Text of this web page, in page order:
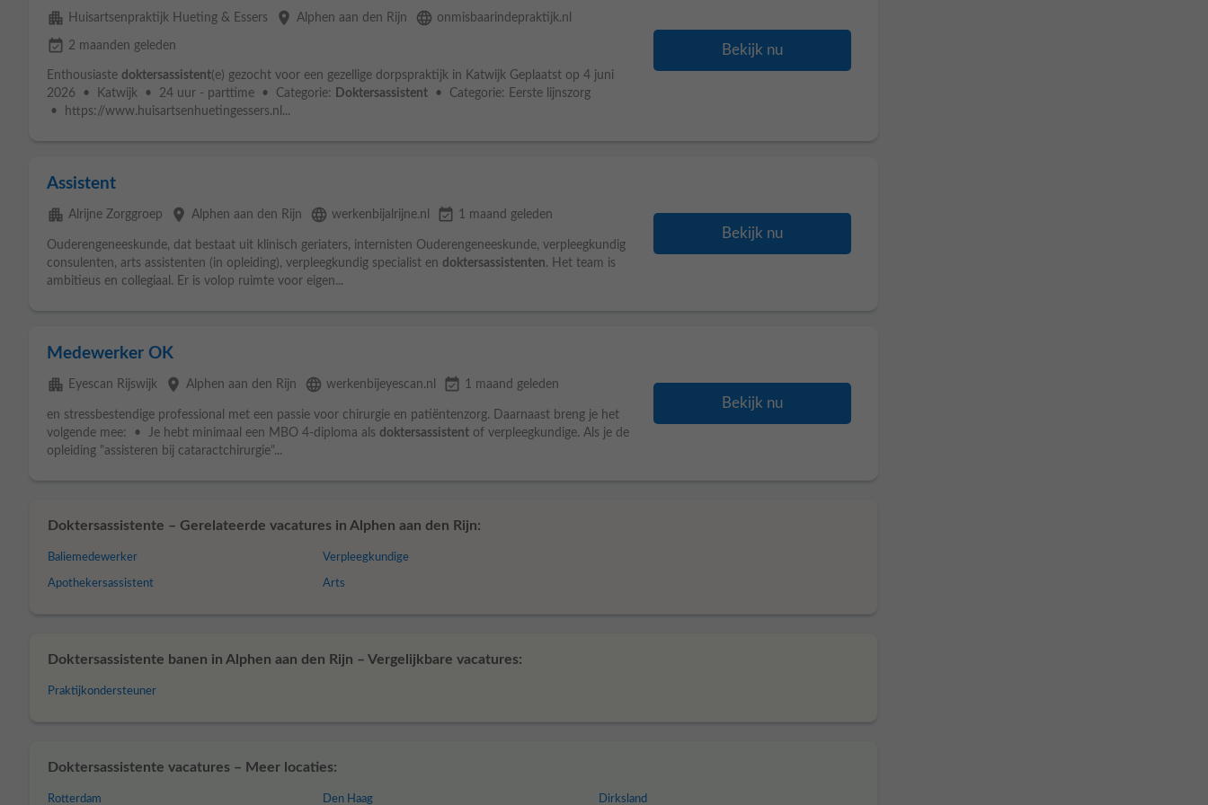
apartment Huisartsenpraktijk Hueting & Essers place Alphen aan den Rijn language onmisbaarindepraktijk.nl
event_available 2 maanden geleden
Enthousiaste doktersassistent(e) gezocht voor een gezellige dorpspraktijk in Katwijk Geplaatst op 4 juni
2026 • Katwijk • 24 uur - parttime • Categorie:
Doktersassistent • Categorie: Eerste lijnszorg
• https://www.huisartsenhuetingessers.nl...
Bekijk nu
Assistent
apartment Alrijne Zorggroep place Alphen aan den Rijn language werkenbijalrijne.nl event_available 1 maand geleden
Ouderengeneeskunde, dat bestaat uit klinisch geriaters, internisten Ouderengeneeskunde, verpleegkundig
consulenten, arts assistenten (in opleiding), verpleegkundig specialist en doktersassistenten. Het team is
ambitieus en collegiaal. Er is volop ruimte voor eigen...
Bekijk nu
Medewerker OK
apartment Eyescan Rijswijk place Alphen aan den Rijn language werkenbijeyescan.nl event_available 1 maand geleden
en stressbestendige professional met een passie voor chirurgie en patiëntenzorg. Daarnaast breng je het
volgende mee: • Je hebt minimaal een MBO 4-diploma als doktersassistent of verpleegkundige. Als je de
opleiding "assisteren bij cataractchirurgie"...
Bekijk nu
Doktersassistente – Gerelateerde vacatures in Alphen aan den Rijn:
Baliemedewerker
Apothekersassistent
Verpleegkundige
Arts
Doktersassistente banen in Alphen aan den Rijn – Vergelijkbare vacatures:
Praktijkondersteuner
Doktersassistente vacatures – Meer locaties:
Rotterdam Den Haag Dirksland